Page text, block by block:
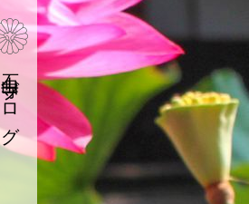
石山寺ブログ